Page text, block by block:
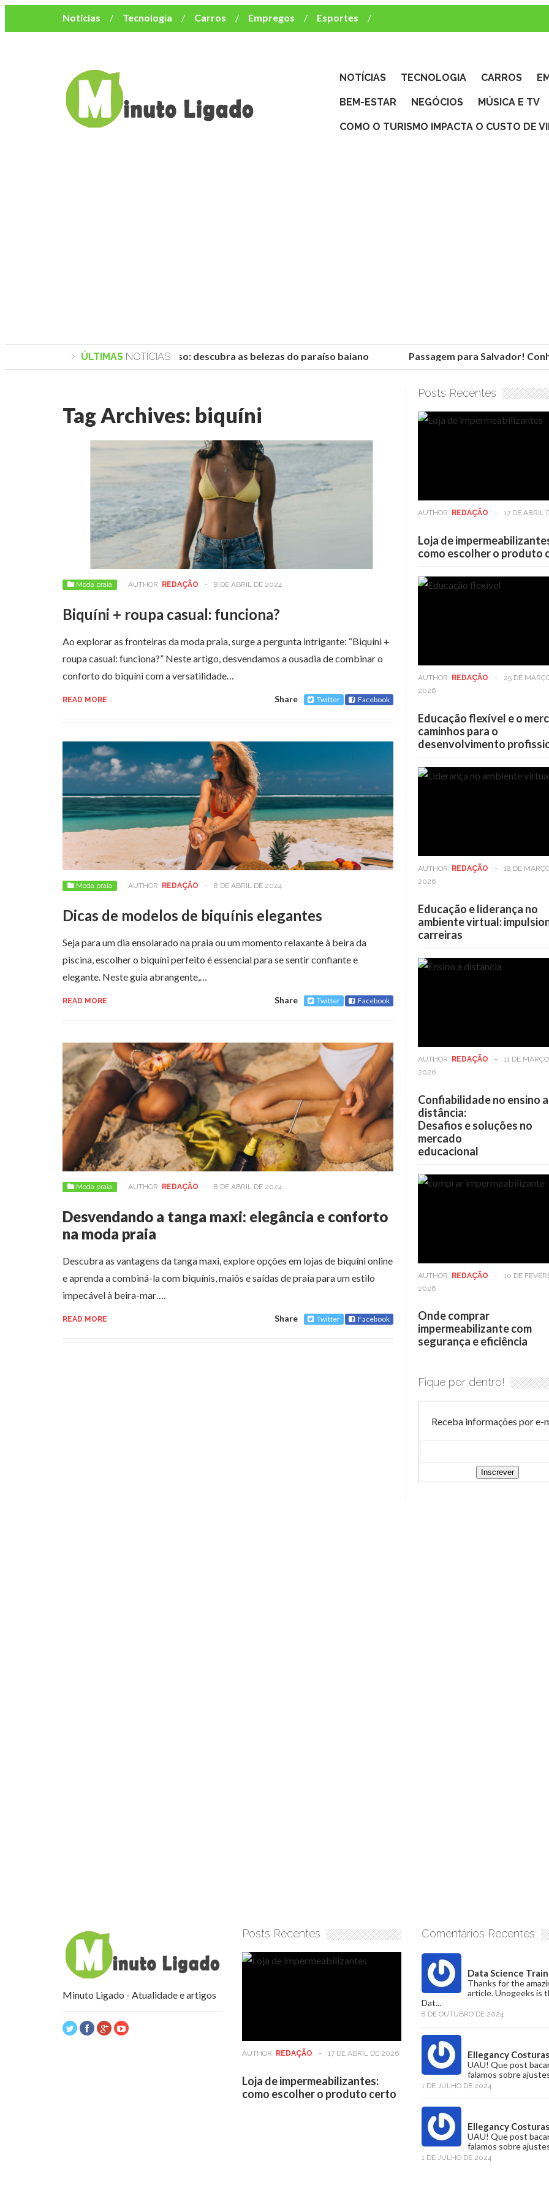
Notícias Tecnologia Carros Empregos
Esportes
Mulher
Bem-Estar Negócios
Música e TV
NOTÍCIAS TECNOLOGIA CARROS
BEM-ESTAR NEGÓCIOS MÚSICA E TV
COMO O TURISMO IMPACTA O CUSTO DE
ÚLTIMAS NOTÍCIAS
Praias de Trancoso: descubra as belezas do paraíso baiano Passagem para Salvador!
Tag Archives: biquíni
Moda praia AUTHOR: REDAÇÃO - 8 DE ABRIL DE 2024
Biquíni + roupa casual: funciona?
Ao explorar as fronteiras da moda praia, surge a pergunta intrigante: “Biquíni +
roupa casual: funciona?” Neste artigo, desvendamos a ousadia de combinar o
conforto do biquíni com a versatilidade…
READ MORE Share Twitter Facebook
Moda praia AUTHOR: REDAÇÃO - 8 DE ABRIL DE 2024
Dicas de modelos de biquínis elegantes
Seja para um dia ensolarado na praia ou um momento relaxante à beira da
piscina, escolher o biquíni perfeito é essencial para se sentir confiante e
elegante. Neste guia abrangente,…
READ MORE Share Twitter Facebook
Moda praia AUTHOR: REDAÇÃO - 8 DE ABRIL DE 2024
Desvendando a tanga maxi: elegância e conforto
na moda praia
Descubra as vantagens da tanga maxi, explore opções em lojas de biquíni online
e aprenda a combiná-la com biquínis, maiôs e saídas de praia para um estilo
impecável à beira-mar….
READ MORE Share Twitter Facebook
Posts Recentes
AUTHOR: REDAÇÃO - 17 DE ABRIL
Loja de
como escolher o produto
AUTHOR: REDAÇÃO -
25 DE
2026
Educação flexível e o
caminhos para o
desenvolvimento
AUTHOR: REDAÇÃO -
18 DE
2026
Educação e liderança no
ambiente virtual:
carreiras
AUTHOR: REDAÇÃO -
11 DE
2026
Confiabilidade no ensino a
distância:
Desafios e soluções no
mercado
educacional
AUTHOR: REDAÇÃO -
10 DE
2026
Onde comprar
impermeabilizante com
segurança e eficiência
Fique por dentro!
Receba informações por e-
Casa 6 DE MAIO DE 2025
Minuto Ligado - Atualidade e artigos
Posts Recentes
AUTHOR: REDAÇÃO - 17 DE ABRIL DE 2026
Loja de impermeabilizantes:
como escolher o produto certo
Comentários Recentes
Data Science
Thanks for the
article. Unogeeks is
Dat...
8 DE OUTUBRO DE 2024
Ellegancy Costuras
UAU! Que post
falamos sobre
1 DE JULHO DE 2024
Ellegancy Costuras
UAU! Que post
falamos sobre
1 DE JULHO DE 2024